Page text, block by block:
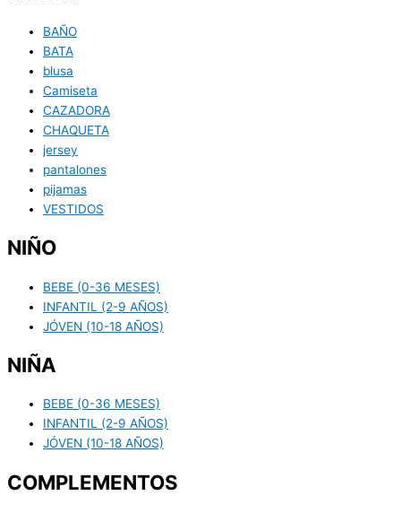
BAÑO
BATA
blusa
Camiseta
CAZADORA
CHAQUETA
jersey
pantalones
pijamas
VESTIDOS
NIÑO
BEBE (0-36 MESES)
INFANTIL (2-9 AÑOS)
JÓVEN (10-18 AÑOS)
NIÑA
BEBE (0-36 MESES)
INFANTIL (2-9 AÑOS)
JÓVEN (10-18 AÑOS)
COMPLEMENTOS